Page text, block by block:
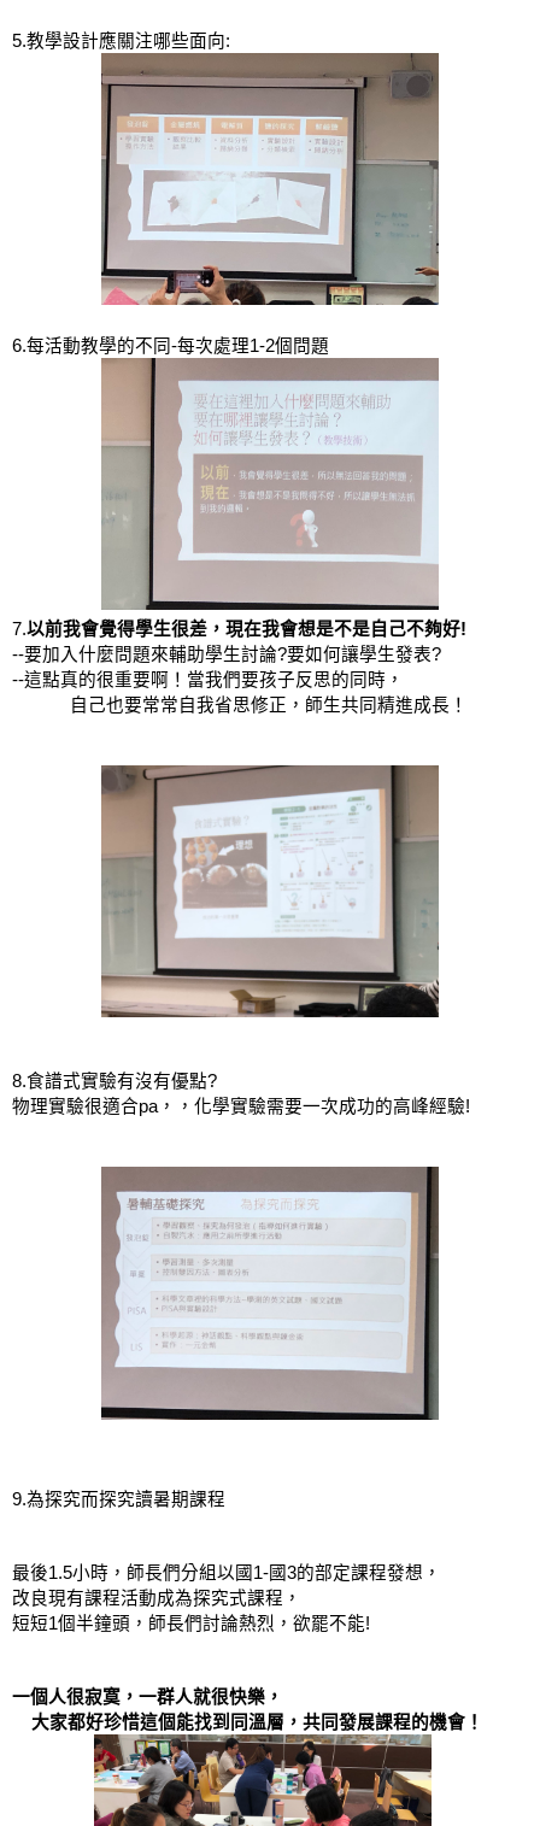
5.教學設計應關注哪些面向:
6.每活動教學的不同-每次處理1-2個問題
7.以前我會覺得學生很差，現在我會想是不是自己不夠好!
--要加入什麼問題來輔助學生討論?要如何讓學生發表?
--這點真的很重要啊！當我們要孩子反思的同時，
            自己也要常常自我省思修正，師生共同精進成長！
8.食譜式實驗有沒有優點?
物理實驗很適合pa，，化學實驗需要一次成功的高峰經驗!
9.為探究而探究讀暑期課程
最後1.5小時，師長們分組以國1-國3的部定課程發想，
改良現有課程活動成為探究式課程，
短短1個半鐘頭，師長們討論熱烈，欲罷不能!
一個人很寂寞，一群人就很快樂，
    大家都好珍惜這個能找到同溫層，共同發展課程的機會！